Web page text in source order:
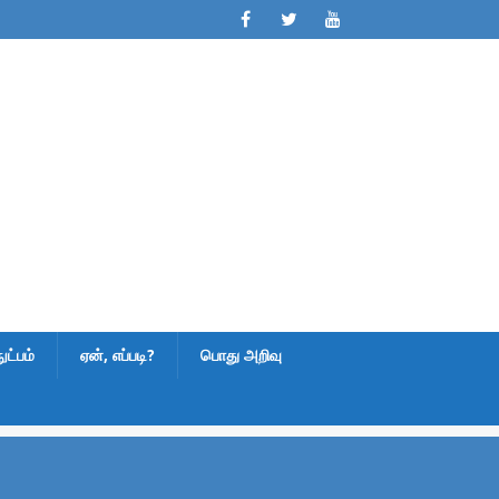
ஏன், எப்படி? பொது அறிவு